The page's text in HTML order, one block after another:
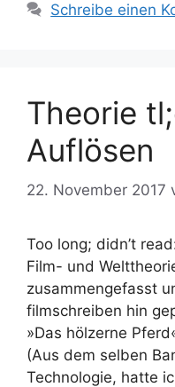
Schreibe einen
Theorie
Auflösen
22. November 2017
Too long; didn’t
Film- und
zusammengefasst
filmschreiben hin
»Das hölzerne
(Aus dem selben
Technologie, hatte